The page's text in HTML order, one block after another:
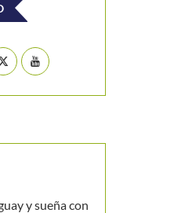
y sueña con